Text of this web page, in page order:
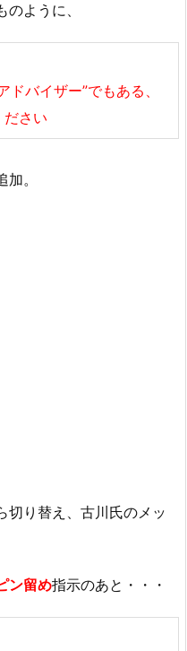
ように、
バイザー”でもある、
さい
。
切り替え、古川氏のメッ
ン留め指示のあと・・・